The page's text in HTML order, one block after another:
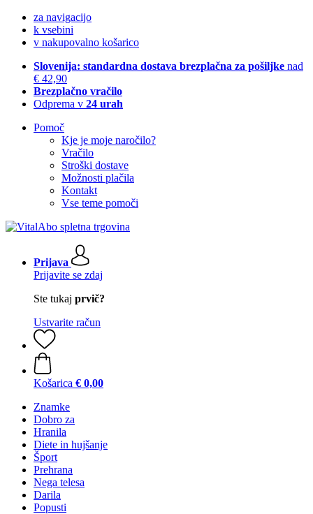
za navigacijo
k vsebini
v nakupovalno košarico
Slovenija: standardna dostava brezplačna za pošiljke nad
€ 42,90
Brezplačno vračilo
Odprema v 24 urah
Pomoč
Kje je moje naročilo?
Vračilo
Stroški dostave
Možnosti plačila
Kontakt
Vse teme pomoči
Prijava
Prijavite se zdaj
Ste tukaj prvič?
Ustvarite račun
Košarica € 0,00
Znamke
Dobro za
Hranila
Diete in hujšanje
Šport
Prehrana
Nega telesa
Darila
Popusti